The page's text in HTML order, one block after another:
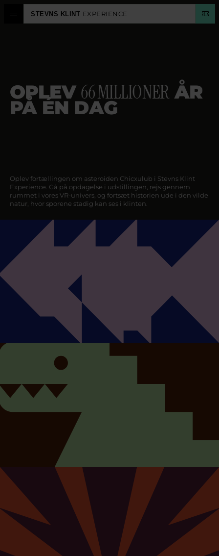
STEVNS KLINT EXPERIENCE
PLANLÆG
SOMMER FERIE
OPLEV 66 MILLIONER ÅR
PÅ ÉN DAG
Oplev fortællingen om asteroiden Chicxulub i Stevns Klint
Experience. Gå på opdagelse i udstillingen, rejs gennem
rummet i vores VR-univers, og fortsæt historien ude i den vilde
natur, hvor sporene stadig kan ses i klinten.